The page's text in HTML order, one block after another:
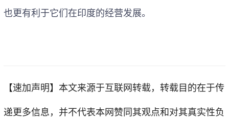
也更有利于它们在印度的经营发展。
【速加声明】 本文来源于互联网转载，转载目的在于传
递更多信息，并不代表本网赞同其观点和对其真实性负